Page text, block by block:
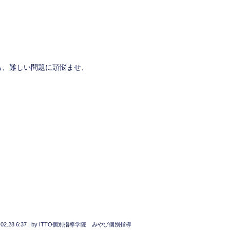
難しい問題に頭悩ませ、
6:37 | by ITTO個別指導学院 みやび個別指導